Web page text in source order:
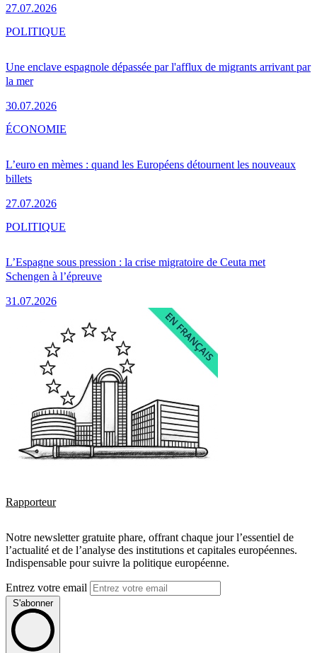
27.07.2026
Une enclave espagnole dépassée par l'afflux de migrants arrivant par
la mer
30.07.2026
POLITIQUE
L’euro en mèmes : quand les Européens détournent les nouveaux
billets
27.07.2026
ÉCONOMIE
L’Espagne sous pression : la crise migratoire de Ceuta met
Schengen à l’épreuve
31.07.2026
POLITIQUE
Rapporteur
Notre newsletter gratuite phare, offrant chaque jour l’essentiel de
l’actualité et de l’analyse des institutions et capitales européennes.
Indispensable pour suivre la politique européenne.
Entrez votre email
S'abonner